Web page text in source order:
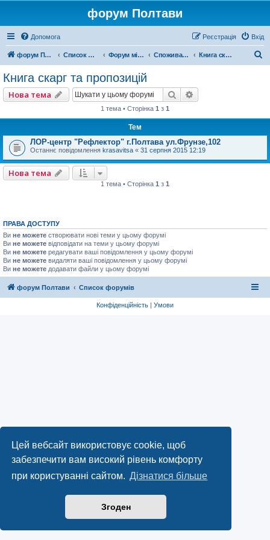
Цей вебсайт використовує cookie, щоб
забезпечити вам високий рівень комфорту
при користуванні сайтом. Дізнатися більше
Згоден
форум Полтави
Допомога Вхід
Реєстрація
форум Полтави Список форумів Форум міста Полтава Споживачі Полтави Книга скарг та пропозицій
Книга скарг та пропозицій
Нова тема Пошук
1 тема • Сторінка 1 з 1
Тем
ЛОР-центр "Рефлектор" г.Полтава ул.Фрунзе,102
Останнє повідомлення krasavitsa « 31 серпня 2015 12:19
Нова тема
1 тема • Сторінка 1 з 1
ПРАВА ДОСТУПУ
Ви не можете створювати нові теми у цьому форумі
Ви не можете відповідати на теми у цьому форумі
Ви не можете редагувати ваші повідомлення у цьому форумі
Ви не можете видаляти ваші повідомлення у цьому форумі
Ви не можете додавати файли у цьому форумі
форум Полтави Список форумів
Конфіденційність | Умови